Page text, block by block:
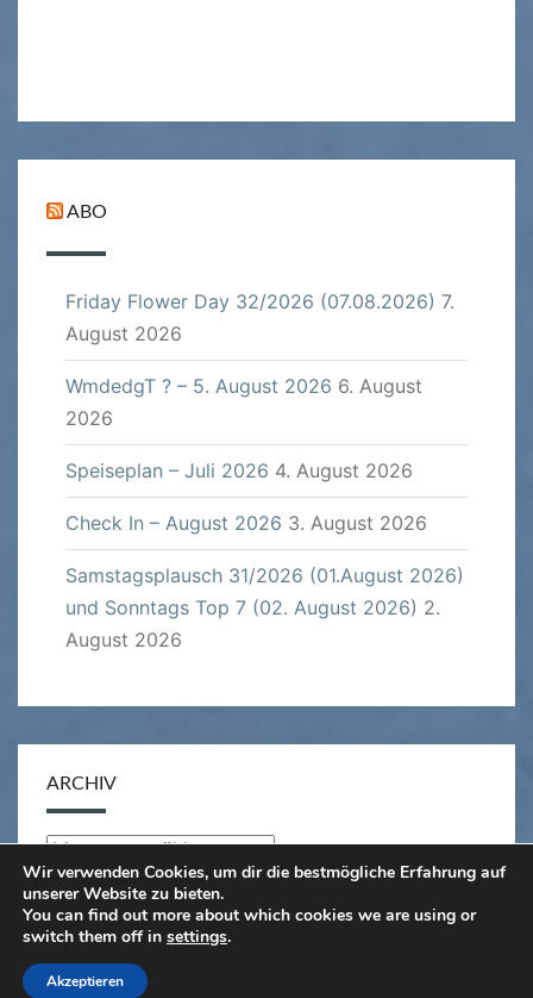
ABO
Friday Flower Day 32/2026 (07.08.2026) 7.
August 2026
WmdedgT ? – 5. August 2026 6. August
2026
Speiseplan – Juli 2026 4. August 2026
Check In – August 2026 3. August 2026
Samstagsplausch 31/2026 (01.August 2026)
und Sonntags Top 7 (02. August 2026) 2.
August 2026
ARCHIV
Archiv
© 2026|Stolz präsentiert von
Wir verwenden Cookies, um dir die bestmögliche Erfahrung auf
unserer Website zu bieten.
You can find out more about which cookies we are using or
switch them off in settings.
Akzeptieren